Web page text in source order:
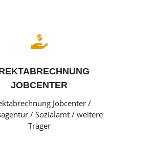

JOBCENTER
Jobcenter /
/ Sozialamt / weitere
Träger